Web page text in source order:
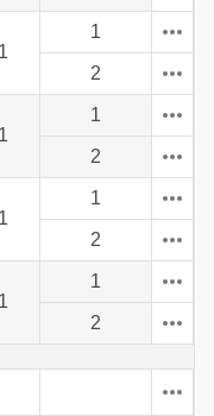
1
1
2
1
1
2
1
1
2
1
1
2